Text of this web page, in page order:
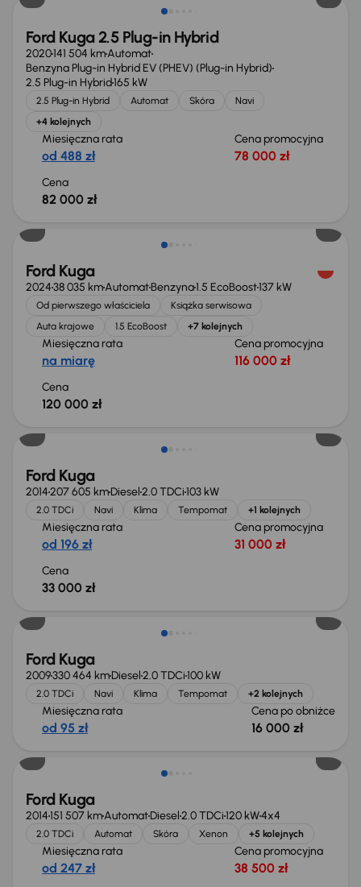
Ford Kuga 2.5 Plug-in Hybrid
2020141 504 kmAutomat
Benzyna Plug-in Hybrid EV (PHEV) (Plug-in Hybrid)
2.5 Plug-in Hybrid165 kW
2.5 Plug-in Hybrid Automat Skóra
Navi
+4 kolejnych
Miesięczna rata
od 488 zł
Cena promocyjna
78 000 zł
Cena
82 000 zł
Od nowego taniej o 15 999 zł
Ford Kuga
202438 035 kmAutomatBenzyna1.5 EcoBoost137 kW
Od pierwszego właściciela
Książka serwisowa
Auta krajowe
1.5 EcoBoost +7 kolejnych
Miesięczna rata
na miarę
Cena promocyjna
116 000 zł
Cena
120 000 zł
Ford Kuga
2014207 605 kmDiesel2.0 TDCi103 kW
2.0 TDCi Navi Klima Tempomat +1 kolejnych
Miesięczna rata
od 196 zł
Cena promocyjna
31 000 zł
Cena
33 000 zł
Ford Kuga
2009330 464 kmDiesel2.0 TDCi100 kW
2.0 TDCi Navi Klima Tempomat +2 kolejnych
Miesięczna rata
od 95 zł
Cena po obniżce
16 000 zł
Taniej o 1 500 zł
Ford Kuga
2014151 507 kmAutomatDiesel2.0 TDCi120 kW4x4
2.0 TDCi Automat Skóra Xenon +5 kolejnych
Miesięczna rata
od 247 zł
Cena promocyjna
38 500 zł